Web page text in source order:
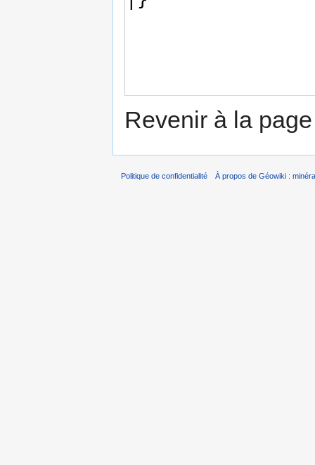
Revenir à la
Politique de confidentialité À propos de Géowiki :